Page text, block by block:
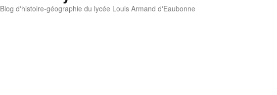
Blog d'histoire-géographie du lycée Louis Armand d'Eaubonne